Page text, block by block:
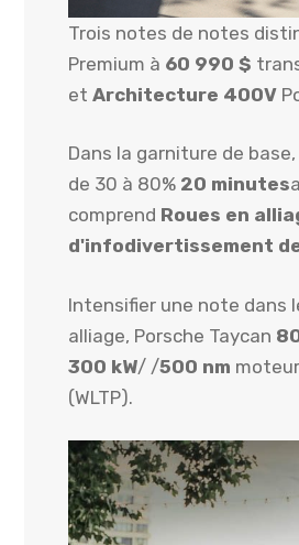
Trois notes de notes
Premium à 60 990 $
et Architecture 400V
Dans la garniture de
de 30 à 80% 20 minutes
comprend Roues en
d'infodivertissement
Intensifier une note dans
alliage, Porsche Taycan
300 kW/ /500 nm
(WLTP).